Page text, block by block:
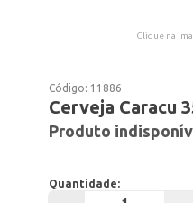
Clique na
Código: 11886
Cerveja Caracu
Produto
Quantidade: